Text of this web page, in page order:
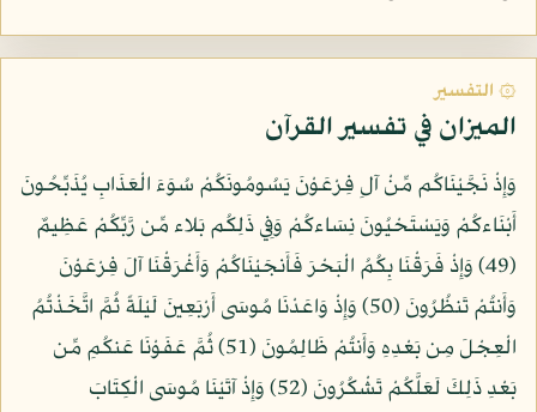
۞ التفسير
الميزان في تفسير القرآن
وَإِذْ نَجَّيْنَاكُم مِّنْ آلِ فِرْعَوْنَ يَسُومُونَكُمْ سُوَءَ الْعَذَابِ يُذَبِّحُونَ
أَبْنَاءكُمْ وَيَسْتَحْيُونَ نِسَاءكُمْ وَفِي ذَلِكُم بَلاء مِّن رَّبِّكُمْ عَظِيمٌ
(49) وَإِذْ فَرَقْنَا بِكُمُ الْبَحْرَ فَأَنجَيْنَاكُمْ وَأَغْرَقْنَا آلَ فِرْعَوْنَ
وَأَنتُمْ تَنظُرُونَ (50) وَإِذْ وَاعَدْنَا مُوسَى أَرْبَعِينَ لَيْلَةً ثُمَّ اتَّخَذْتُمُ
الْعِجْلَ مِن بَعْدِهِ وَأَنتُمْ ظَالِمُونَ (51) ثُمَّ عَفَوْنَا عَنكُمِ مِّن
بَعْدِ ذَلِكَ لَعَلَّكُمْ تَشْكُرُونَ (52) وَإِذْ آتَيْنَا مُوسَى الْكِتَابَ